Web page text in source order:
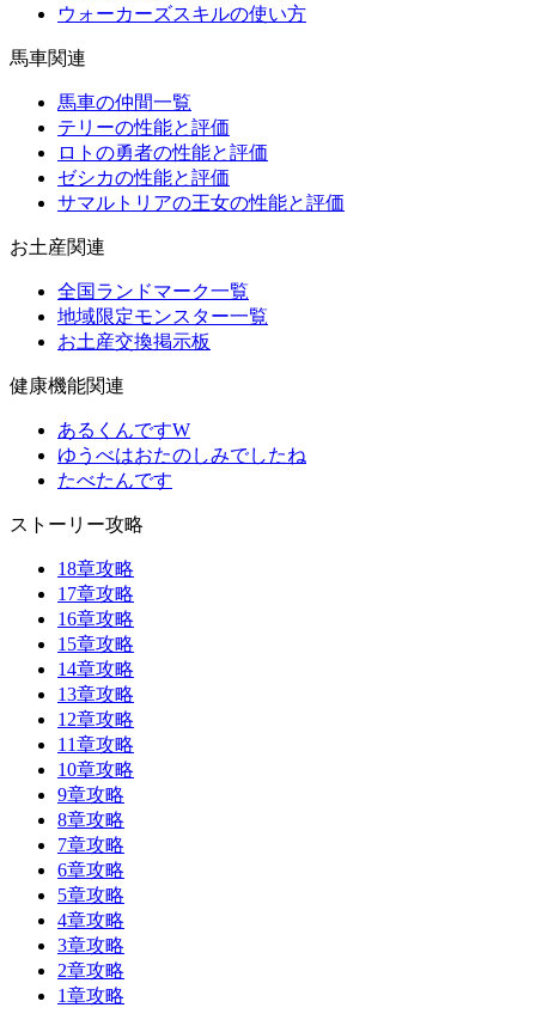
ウォーカーズスキルの使い方
馬車関連
馬車の仲間一覧
テリーの性能と評価
ロトの勇者の性能と評価
ゼシカの性能と評価
サマルトリアの王女の性能と評価
お土産関連
全国ランドマーク一覧
地域限定モンスター一覧
お土産交換掲示板
健康機能関連
あるくんですW
ゆうべはおたのしみでしたね
たべたんです
ストーリー攻略
18章攻略
17章攻略
16章攻略
15章攻略
14章攻略
13章攻略
12章攻略
11章攻略
10章攻略
9章攻略
8章攻略
7章攻略
6章攻略
5章攻略
4章攻略
3章攻略
2章攻略
1章攻略